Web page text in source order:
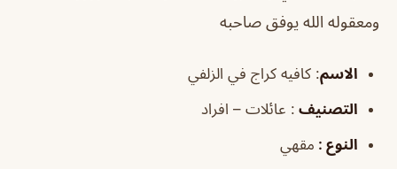
ومعقوله الله يوفق صاحبه
الاسم: كافيه كراج في الزلفي
التصنيف : عائلات – افراد
النوع : مقهي